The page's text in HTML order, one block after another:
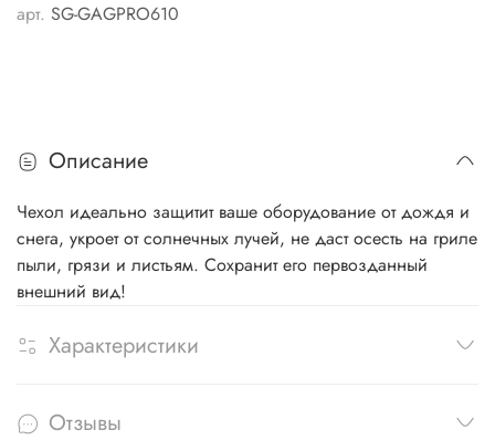
арт. SG-GAGPRO610
Описание
Чехол идеально защитит ваше оборудование от дождя и
снега, укроет от солнечных лучей, не даст осесть на гриле
пыли, грязи и листьям. Сохранит его первозданный
внешний вид!
Характеристики
Отзывы